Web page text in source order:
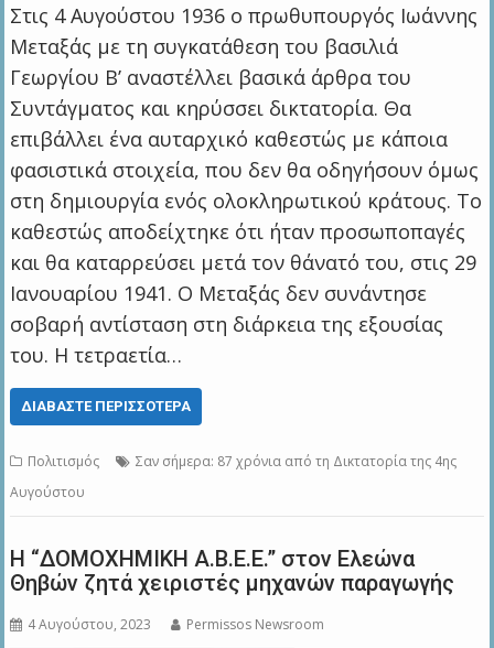
Στις 4 Αυγούστου 1936 ο πρωθυπουργός Ιωάννης
Μεταξάς με τη συγκατάθεση του βασιλιά
Γεωργίου Β’ αναστέλλει βασικά άρθρα του
Συντάγματος και κηρύσσει δικτατορία. Θα
επιβάλλει ένα αυταρχικό καθεστώς με κάποια
φασιστικά στοιχεία, που δεν θα οδηγήσουν όμως
στη δημιουργία ενός ολοκληρωτικού κράτους. Το
καθεστώς αποδείχτηκε ότι ήταν προσωποπαγές
και θα καταρρεύσει μετά τον θάνατό του, στις 29
Ιανουαρίου 1941. Ο Μεταξάς δεν συνάντησε
σοβαρή αντίσταση στη διάρκεια της εξουσίας
του. Η τετραετία…
ΔΙΑΒΆΣΤΕ ΠΕΡΙΣΣΌΤΕΡΑ
Πολιτισμός
Σαν σήμερα: 87 χρόνια από τη Δικτατορία της 4ης
Αυγούστου
Η “ΔΟΜΟΧΗΜΙΚΗ Α.Β.Ε.Ε.” στον Ελεώνα
Θηβών ζητά χειριστές μηχανών παραγωγής
4 Αυγούστου, 2023 Permissos Newsroom